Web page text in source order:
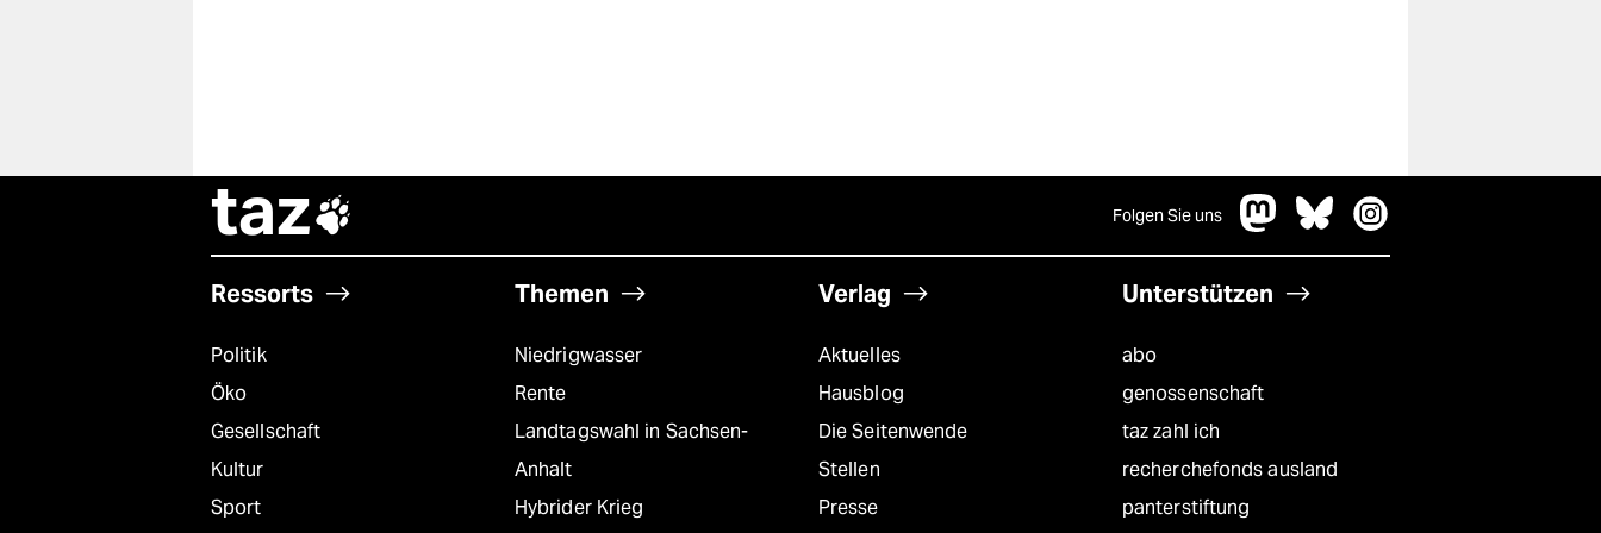
taz Folgen Sie uns
Ressorts
Politik
Öko
Gesellschaft
Kultur
Sport
Themen
Niedrigwasser
Rente
Landtagswahl in Sachsen-
Anhalt
Hybrider Krieg
Verlag
Aktuelles
Hausblog
Die Seitenwende
Stellen
Presse
Unterstützen
abo
genossenschaft
taz zahl ich
recherchefonds ausland
panterstiftung